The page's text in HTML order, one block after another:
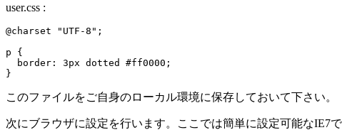
user.css :
@charset "UTF-8";
p {
  border: 3px dotted #ff0000;
このファイルをご自身のローカル環境に保存しておいて下さい。
次にブラウザに設定を行います。ここでは簡単に設定可能なIE7